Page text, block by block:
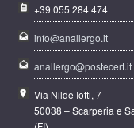
+39 055 284 474
info@anallergo.it
anallergo@postecert.it
Via Nilde Iotti, 7
50038 – Scarperia e